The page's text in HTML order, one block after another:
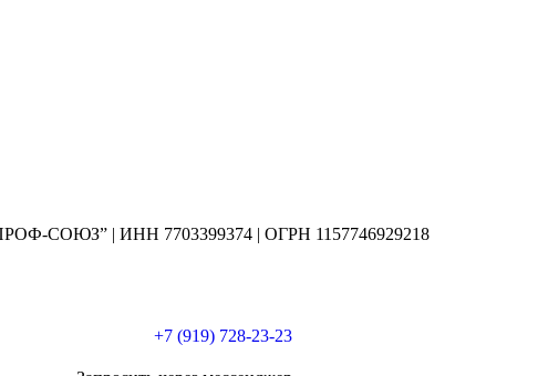
СОЮЗ” | ИНН 7703399374 | ОГРН 1157746929218
+7 (919) 728-23-23